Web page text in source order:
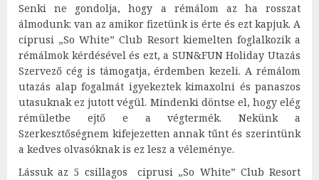
Senki ne gondolja, hogy a rémálom az ha rosszat
álmodunk: van az amikor fizetünk is érte és ezt kapjuk. A
ciprusi „So White” Club Resort kiemelten foglalkozik a
rémálmok kérdésével és ezt, a SUN&FUN Holiday Utazás
Szervező cég is támogatja, érdemben kezeli. A rémálom
utazás alap fogalmát igyekeztek kimaxolni és panaszos
utasuknak ez jutott végül. Mindenki döntse el, hogy elég
rémületbe ejtő e a végtermék. Nekünk a
Szerkesztőségnem kifejezetten annak tűnt és szerintünk
a kedves olvasóknak is ez lesz a véleménye.
Lássuk az 5 csillagos ciprusi „So White” Club Resort